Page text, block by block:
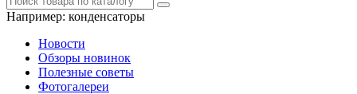
Например: конденсаторы
Новости
Обзоры новинок
Полезные советы
Фотогалереи